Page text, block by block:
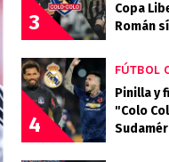
3
Copa
Román
4
FÚTBOL
Pinilla y
"Colo